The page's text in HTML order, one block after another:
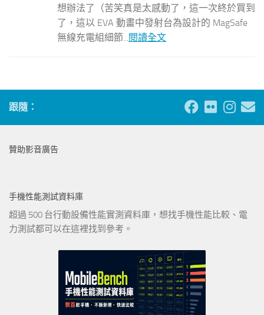
想辦法了（苦笑真是太感動了，這一次終於買到
了，這以 EVA 動畫中發射台為設計的 MagSafe
無線充電組細節...閱讀全文
跟隨：
贊助影音廣告
手機性能測試資料庫
超過 500 台行動設備性能實測資料庫，想找手機性能比較、電
力測試都可以在這裡找到參考。